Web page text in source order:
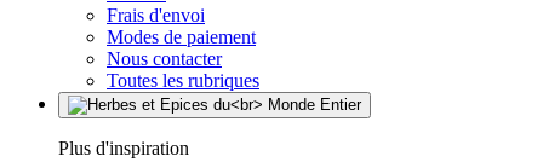
Frais d'envoi
Modes de paiement
Nous contacter
Toutes les rubriques
Plus d'inspiration